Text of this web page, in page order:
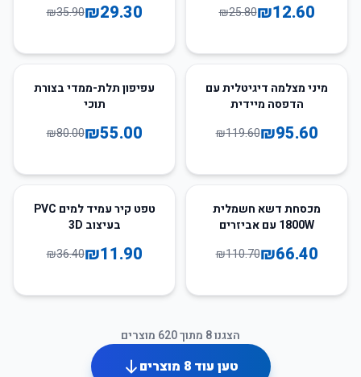
₪12.60
₪25.80
₪29.30
₪35.90
20
מיני מצלמה דיגיטלית עם
הדפסה מיידית
₪95.60
₪119.60
31
עפיפון תלת-ממדי בצורת
תוכי
₪55.00
₪80.00
40
מכסחת דשא חשמלית
1800W עם אביזרים
₪66.40
₪110.70
67
טפט קיר עמיד למים PVC
בעיצוב 3D
₪11.90
₪36.40
הצגנו8 מתוך620 מוצרים
טען עוד8 מוצרים